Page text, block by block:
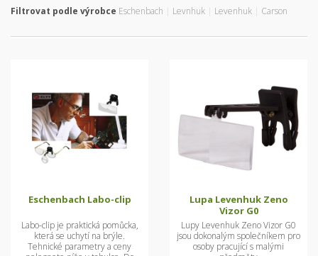
Filtrovat podle výrobce Eschenbach Levnhuk Levenhuk Carson
Eschenbach Labo-clip
Labo-clip je praktická pomůcka,
která se uchytí na brýle.
Tehnické parametry a ceny
Lupa Levenhuk Zeno
Vizor G0
Lupy Levenhuk Zeno Vizor G0
jsou dokonalým společníkem pro
osoby pracující s malými